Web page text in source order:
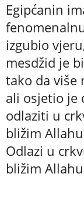
Egipćanin
izgubio
mesdžid je
tako da više
ali osjetio je
odlaziti u
bližim
Odlazi u
bližim